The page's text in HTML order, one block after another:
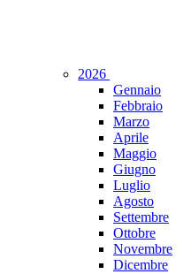
2026
Gennaio
Febbraio
Marzo
Aprile
Maggio
Giugno
Luglio
Agosto
Settembre
Ottobre
Novembre
Dicembre